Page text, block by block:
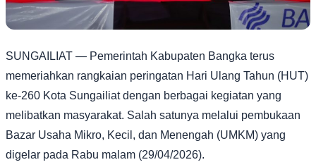
SUNGAILIAT — Pemerintah Kabupaten Bangka terus
memeriahkan rangkaian peringatan Hari Ulang Tahun (HUT)
ke-260 Kota Sungailiat dengan berbagai kegiatan yang
melibatkan masyarakat. Salah satunya melalui pembukaan
Bazar Usaha Mikro, Kecil, dan Menengah (UMKM) yang
digelar pada Rabu malam (29/04/2026).